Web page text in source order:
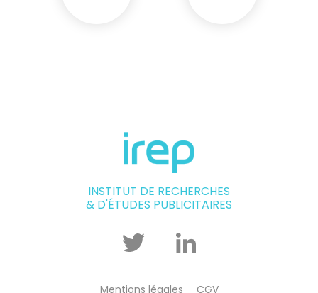
INSTITUT DE RECHERCHES
& D'ÉTUDES PUBLICITAIRES
Twitter Linkedin
Mentions légales CGV